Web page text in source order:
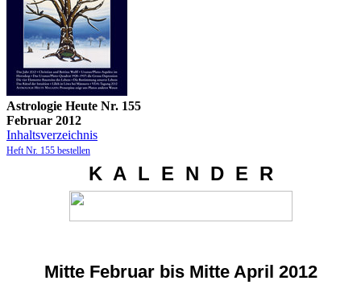
Astrologie Heute Nr. 155
Februar 2012
Inhaltsverzeichnis
Heft Nr. 155 bestellen
K A L E N D E R
Mitte Februar bis Mitte April 2012